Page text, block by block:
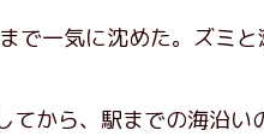
一気に沈めた。ズミ
から、駅までの海沿い